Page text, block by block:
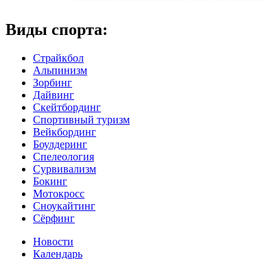
Виды спорта:
Страйкбол
Альпинизм
Зорбинг
Дайвинг
Скейтбординг
Спортивный туризм‎
Вейкбординг
Боулдеринг
Спелеология
Сурвивализм
Бокинг
Мотокросс
Сноукайтинг
Сёрфинг
Новости
Календарь